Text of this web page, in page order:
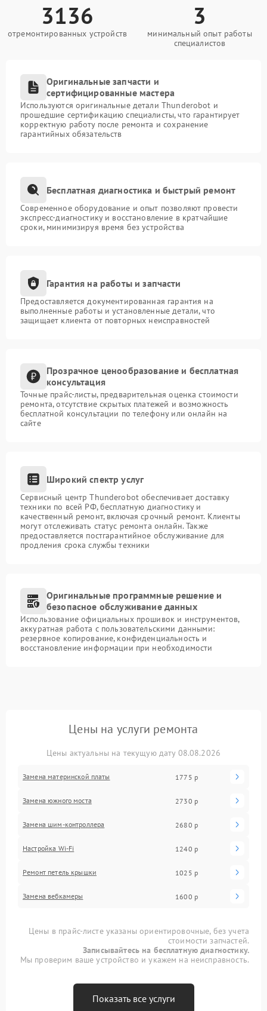
3136
отремонтированных устройств
3
минимальный опыт работы
специалистов
Оригинальные запчасти и
сертифицированные мастера
Используются оригинальные детали Thunderobot и
прошедшие сертификацию специалисты, что гарантирует
корректную работу после ремонта и сохранение
гарантийных обязательств
Бесплатная диагностика и быстрый ремонт
Современное оборудование и опыт позволяют провести
экспресс-диагностику и восстановление в кратчайшие
сроки, минимизируя время без устройства
Гарантия на работы и запчасти
Предоставляется документированная гарантия на
выполненные работы и установленные детали, что
защищает клиента от повторных неисправностей
Прозрачное ценообразование и бесплатная
консультация
Точные прайс-листы, предварительная оценка стоимости
ремонта, отсутствие скрытых платежей и возможность
бесплатной консультации по телефону или онлайн на
сайте
Широкий спектр услуг
Сервисный центр Thunderobot обеспечивает доставку
техники по всей РФ, бесплатную диагностику и
качественный ремонт, включая срочный ремонт. Клиенты
могут отслеживать статус ремонта онлайн. Также
предоставляется постгарантийное обслуживание для
продления срока службы техники
Оригинальные программные решение и
безопасное обслуживание данных
Использование официальных прошивок и инструментов,
аккуратная работа с пользовательскими данными:
резервное копирование, конфиденциальность и
восстановление информации при необходимости
Цены на услуги ремонта
Цены актуальны на текущую дату 08.08.2026
Замена материнской платы 1775 р
Замена южного моста 2730 р
Замена шим-контроллера 2680 р
Настройка Wi-Fi 1240 р
Ремонт петель крышки 1025 р
Замена вебкамеры 1600 р
Цены в прайс-листе указаны ориентировочные, без учета
стоимости запчастей.
Записывайтесь на бесплатную диагностику.
Мы проверим ваше устройство и укажем на неисправность.
Показать все услуги